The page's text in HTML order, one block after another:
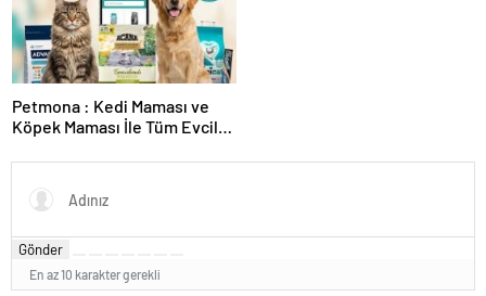
Petmona : Kedi Maması ve
Köpek Maması İle Tüm Evcil
Gönder
En az 10 karakter gerekli